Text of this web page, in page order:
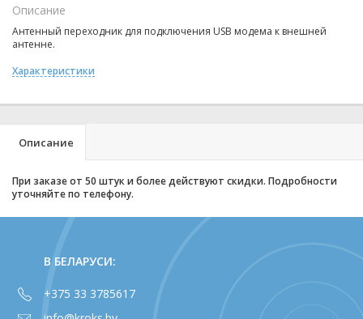
Описание
Антенный переходник для подключения USB модема к внешней
антенне.
Характеристики
Описание
При заказе от 50 штук и более действуют скидки. Подробности
уточняйте по телефону.
В БЕЛАРУСИ:
+375 33 3785617